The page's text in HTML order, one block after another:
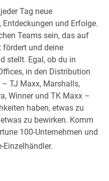
Tag neue
und Erfolge.
Teams sein, das auf
und deine
stellt. Egal, ob du in
in den Distribution
– TJ Maxx, Marshalls,
Winner und TK Maxx –
haben, etwas zu
zu bewirken. Komm
100-Unternehmen und